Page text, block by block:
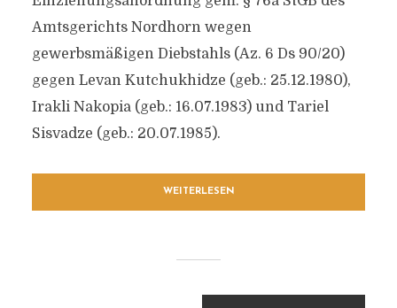
Amtsgerichts Nordhorn wegen
gewerbsmäßigen Diebstahls (Az. 6 Ds 90/20)
gegen Levan Kutchukhidze (geb.: 25.12.1980),
Irakli Nakopia (geb.: 16.07.1983) und Tariel
Sisvadze (geb.: 20.07.1985).
WEITERLESEN